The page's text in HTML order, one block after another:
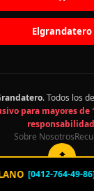
07
Elgrandatero
. Todos los
para mayores de
Sobre Nosotros
⬆